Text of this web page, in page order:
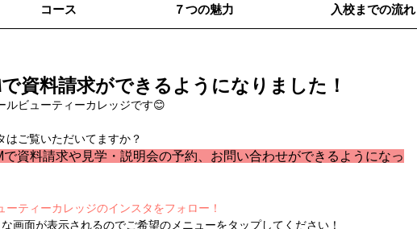
コース ７つの魅力 入校までの流れ
資料請求ができるようになりました！
ルビューティーカレッジです😊
はご覧いただいてますか？
資料請求や見学・説明会の予約、お問い合わせができるようになっ
ーティーカレッジのインスタをフォロー！
画面が表示されるのでご希望のメニューをタップしてください！